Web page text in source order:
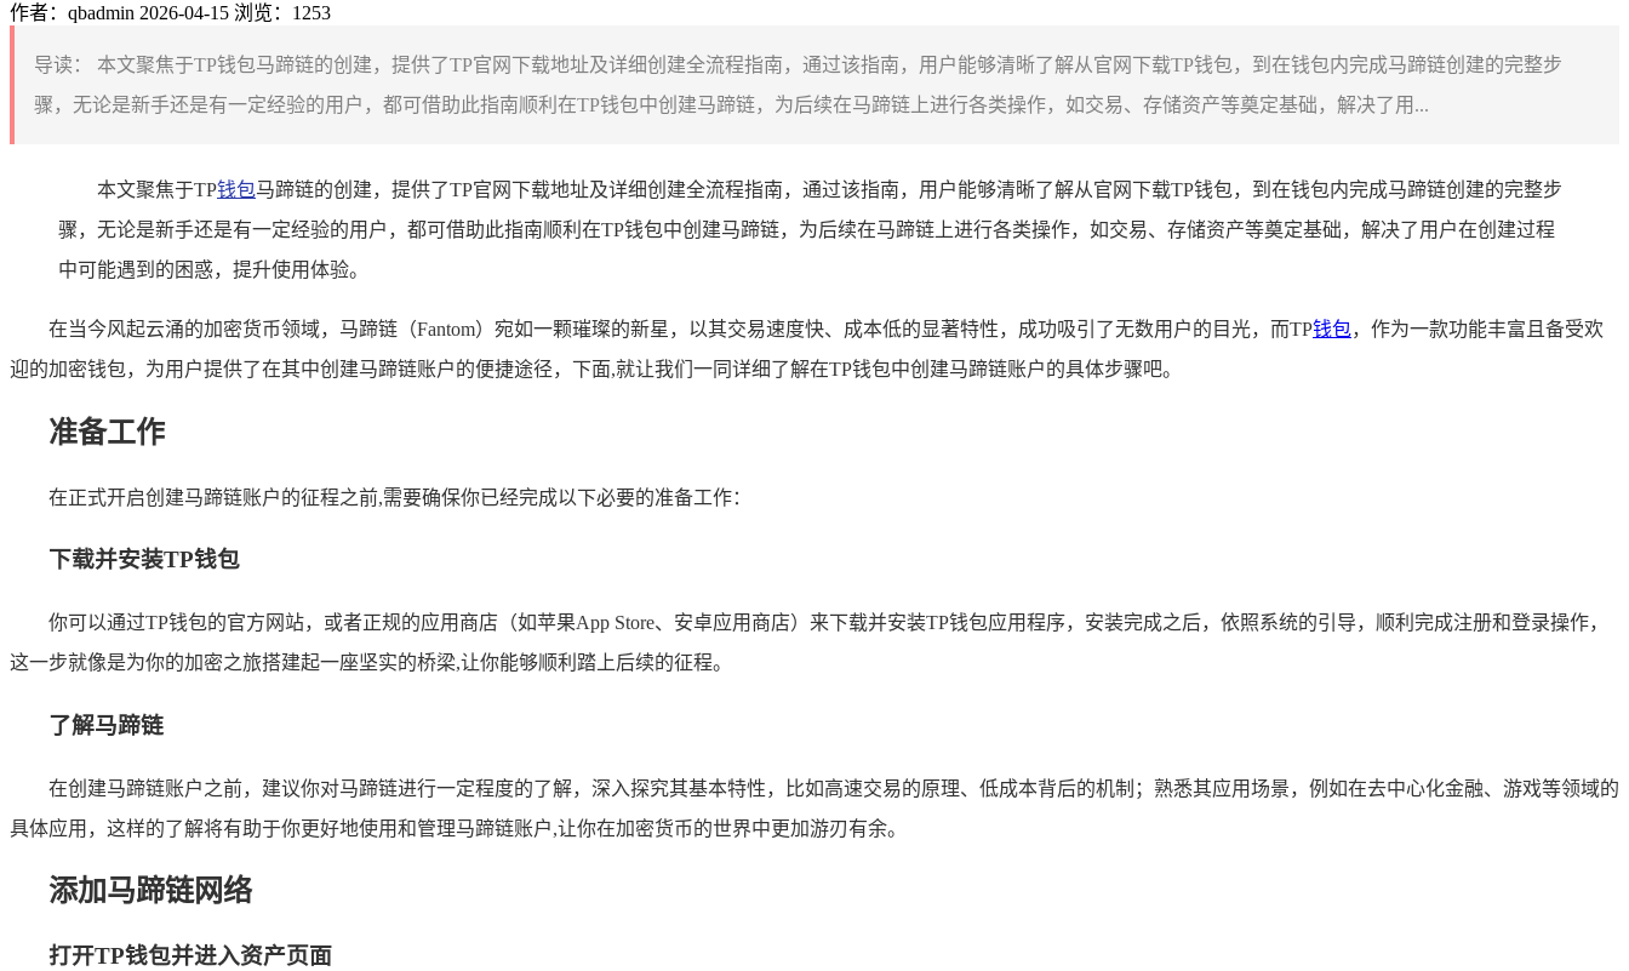
作者：qbadmin 2026-04-15 浏览：1253
导读：
本文聚焦于TP钱包马蹄链的创建，提供了TP官网下载地址及详细创建全流程指南，通过该指南，用户能够清晰了解从官网下载TP钱包，到在钱包内完成马蹄链创建的完整步
骤，无论是新手还是有一定经验的用户，都可借助此指南顺利在TP钱包中创建马蹄链，为后续在马蹄链上进行各类操作，如交易、存储资产等奠定基础，解决了用...
本文聚焦于TP钱包马蹄链的创建，提供了TP官网下载地址及详细创建全流程指南，通过该指南，用户能够清晰了解从官网下载TP钱包，到在钱包内完成马蹄链创建的完整步
骤，无论是新手还是有一定经验的用户，都可借助此指南顺利在TP钱包中创建马蹄链，为后续在马蹄链上进行各类操作，如交易、存储资产等奠定基础，解决了用户在创建过程
中可能遇到的困惑，提升使用体验。
在当今风起云涌的加密货币领域，马蹄链（Fantom）宛如一颗璀璨的新星，以其交易速度快、成本低的显著特性，成功吸引了无数用户的目光，而TP钱包，作为一款功能丰富且备受欢
迎的加密钱包，为用户提供了在其中创建马蹄链账户的便捷途径，下面,就让我们一同详细了解在TP钱包中创建马蹄链账户的具体步骤吧。
准备工作
在正式开启创建马蹄链账户的征程之前,需要确保你已经完成以下必要的准备工作：
下载并安装TP钱包
你可以通过TP钱包的官方网站，或者正规的应用商店（如苹果App Store、安卓应用商店）来下载并安装TP钱包应用程序，安装完成之后，依照系统的引导，顺利完成注册和登录操作，
这一步就像是为你的加密之旅搭建起一座坚实的桥梁,让你能够顺利踏上后续的征程。
了解马蹄链
在创建马蹄链账户之前，建议你对马蹄链进行一定程度的了解，深入探究其基本特性，比如高速交易的原理、低成本背后的机制；熟悉其应用场景，例如在去中心化金融、游戏等领域的
具体应用，这样的了解将有助于你更好地使用和管理马蹄链账户,让你在加密货币的世界中更加游刃有余。
添加马蹄链网络
打开TP钱包并进入资产页面